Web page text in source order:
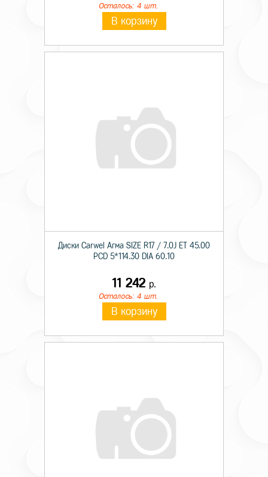
Осталось: 4 шт.
В корзину
Диски Carwel Агма SIZE R17 / 7.0J ET 45.00
PCD 5*114.30 DIA 60.10
11 242 р.
Осталось: 4 шт.
В корзину